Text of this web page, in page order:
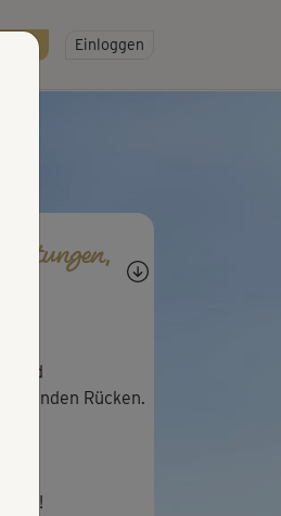
Einloggen
und
Rücken.